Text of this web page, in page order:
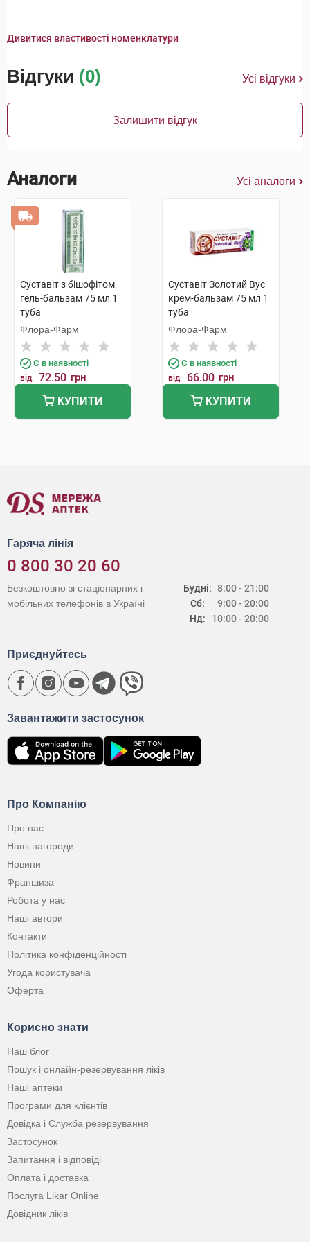
Дивитися властивості номенклатури
Відгуки (0) Усі відгуки
Залишити відгук
Аналоги Усі аналоги
Суставіт з бішофітом
гель-бальзам 75 мл 1
туба
Флора-Фарм
Є в наявності
від 72.50 грн
КУПИТИ
Суставіт Золотий Вус
крем-бальзам 75 мл 1
туба
Флора-Фарм
Є в наявності
від 66.00 грн
КУПИТИ
Гаряча лінія
0 800 30 20 60
Будні:
Сб:
Нд:
8:00 - 21:00
9:00 - 20:00
10:00 - 20:00
Безкоштовно зі стаціонарних і
мобільних телефонів в Україні
Про Компанію
Про нас
Наші нагороди
Новини
Франшиза
Робота у нас
Наші автори
Контакти
Політика конфіденційності
Угода користувача
Оферта
Корисно знати
Наш блог
Пошук і онлайн-резервування ліків
Наші аптеки
Програми для клієнтів
Довідка і Служба резервування
Застосунок
Запитання і відповіді
Оплата і доставка
Послуга Likar Online
Довідник ліків
Завантажити застосунок
Приєднуйтесь